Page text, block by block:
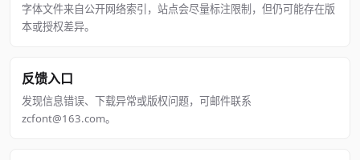
字体文件来自公开网络索引，站点会尽量标注限制，但仍可能存在版
本或授权差异。
反馈入口
发现信息错误、下载异常或版权问题，可邮件联系
zcfont@163.com。